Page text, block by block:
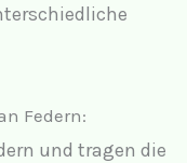
Federn:
und tragen die